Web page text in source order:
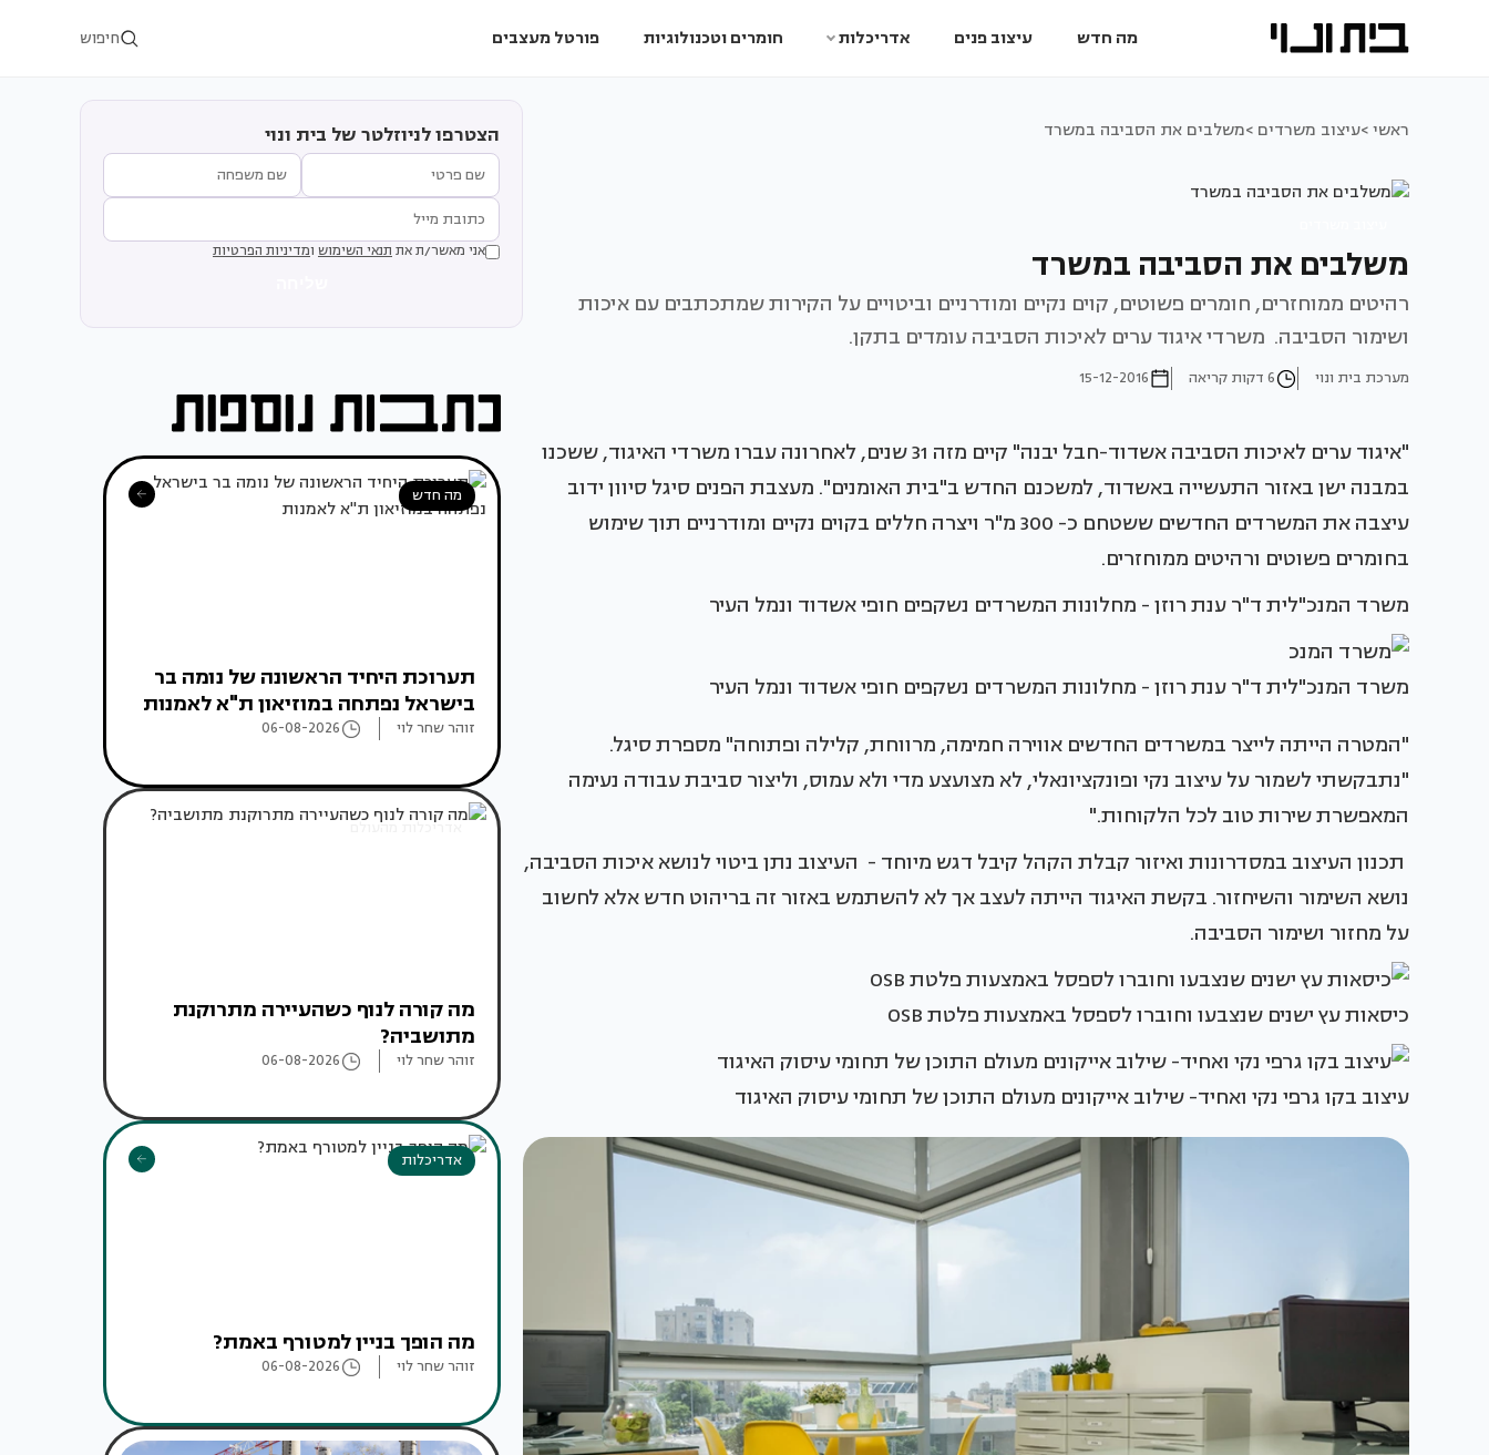
מה חדש עיצוב פנים אדריכלות חומרים וטכנולוגיות פורטל מעצבים חיפוש
ראשי >עיצוב משרדים >משלבים את הסביבה במשרד
משלבים את הסביבה במשרד
רהיטים ממוחזרים, חומרים פשוטים, קוים נקיים ומודרניים וביטויים על הקירות שמתכתבים עם איכות
ושימור הסביבה. משרדי איגוד ערים לאיכות הסביבה עומדים בתקן.
מערכת בית ונוי 6 דקות קריאה 15-12-2016
"איגוד ערים לאיכות הסביבה אשדוד-חבל יבנה" קיים מזה 31 שנים, לאחרונה עברו משרדי האיגוד, ששכנו
במבנה ישן באזור התעשייה באשדוד, למשכנם החדש ב"בית האומנים". מעצבת הפנים סיגל סיוון ידוב
עיצבה את המשרדים החדשים ששטחם כ- 300 מ"ר ויצרה חללים בקוים נקיים ומודרניים תוך שימוש
בחומרים פשוטים ורהיטים ממוחזרים.
משרד המנכ"לית ד"ר ענת רוזן - מחלונות המשרדים נשקפים חופי אשדוד ונמל העיר
משרד המנכ"לית ד"ר ענת רוזן - מחלונות המשרדים נשקפים חופי אשדוד ונמל העיר
"המטרה הייתה לייצר במשרדים החדשים אווירה חמימה, מרווחת, קלילה ופתוחה" מספרת סיגל.
"נתבקשתי לשמור על עיצוב נקי ופונקציונאלי, לא מצועצע מדי ולא עמוס, וליצור סביבת עבודה נעימה
המאפשרת שירות טוב לכל הלקוחות."
תכנון העיצוב במסדרונות ואיזור קבלת הקהל קיבל דגש מיוחד - העיצוב נתן ביטוי לנושא איכות הסביבה,
נושא השימור והשיחזור. בקשת האיגוד הייתה לעצב אך לא להשתמש באזור זה בריהוט חדש אלא לחשוב
על מחזור ושימור הסביבה.
כיסאות עץ ישנים שנצבעו וחוברו לספסל באמצעות פלטת OSB
עיצוב בקו גרפי נקי ואחיד- שילוב אייקונים מעולם התוכן של תחומי עיסוק האיגוד
הצטרפו לניוזלטר של בית ונוי
אני מאשר/ת את תנאי השימוש ומדיניות הפרטיות
מה חדש
תערוכת היחיד הראשונה של נומה בר
בישראל נפתחה במוזיאון ת"א לאמנות
זוהר שחר לוי 06-08-2026
אדריכלות מהעולם
מה קורה לנוף כשהעיירה מתרוקנת
מתושביה?
זוהר שחר לוי 06-08-2026
אדריכלות
מה הופך בניין למטורף באמת?
זוהר שחר לוי 06-08-2026